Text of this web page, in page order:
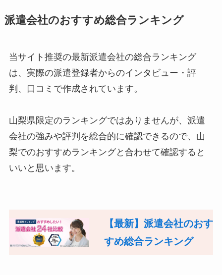
派遣会社のおすすめ総合ランキング
当サイト推奨の最新派遣会社の総合ランキング
は、実際の派遣登録者からのインタビュー・評
判、口コミで作成されています。
山梨県限定のランキングではありませんが、派遣
会社の強みや評判を総合的に確認できるので、山
梨でのおすすめランキングと合わせて確認すると
いいと思います。
【最新】派遣会社のおす
すめ総合ランキング